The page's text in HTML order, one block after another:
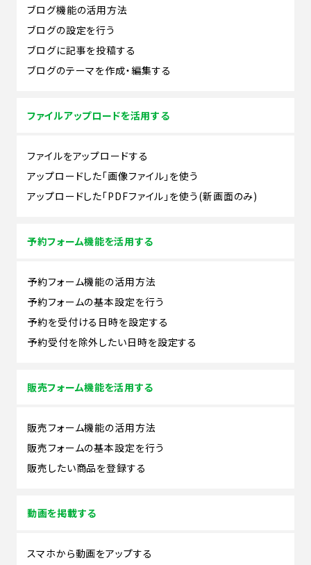
ブログ機能の活用方法
ブログの設定を行う
ブログに記事を投稿する
ブログのテーマを作成・編集する
ファイルアップロードを活用する
ファイルをアップロードする
アップロードした「画像ファイル」を使う
アップロードした「PDFファイル」を使う(新画面のみ)
予約フォーム機能を活用する
予約フォーム機能の活用方法
予約フォームの基本設定を行う
予約を受付ける日時を設定する
予約受付を除外したい日時を設定する
販売フォーム機能を活用する
販売フォーム機能の活用方法
販売フォームの基本設定を行う
販売したい商品を登録する
動画を掲載する
スマホから動画をアップする